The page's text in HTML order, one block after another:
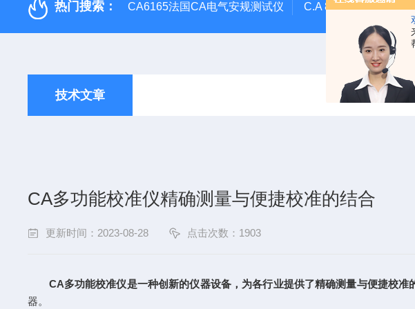
热门搜索： CA6165法国CA电气安规测试仪 C.A 8336CA三相电能
技术文章
CA多功能校准仪精确测量与便捷校准的结合
更新时间：2023-08-28 点击次数：1903
CA多功能校准仪是一种创新的仪器设备，为各行业提供了精确测量与便捷校准
器。